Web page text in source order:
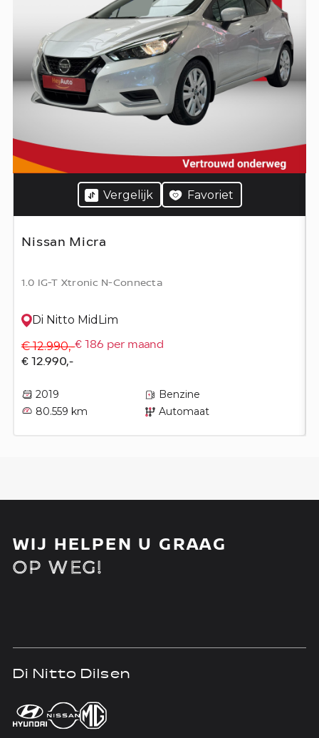
Vergelijk Favoriet
Nissan Micra
1.0 IG-T Xtronic N-Connecta
Di Nitto MidLim
€ 12.990,-
€ 12.990,-
€ 186 per maand
2019
Benzine
80.559 km
Automaat
WIJ HELPEN U GRAAG
OP WEG!
Di Nitto Dilsen